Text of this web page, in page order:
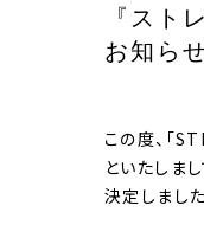
『スト
お知ら
この度、「
といたしま
決定しました